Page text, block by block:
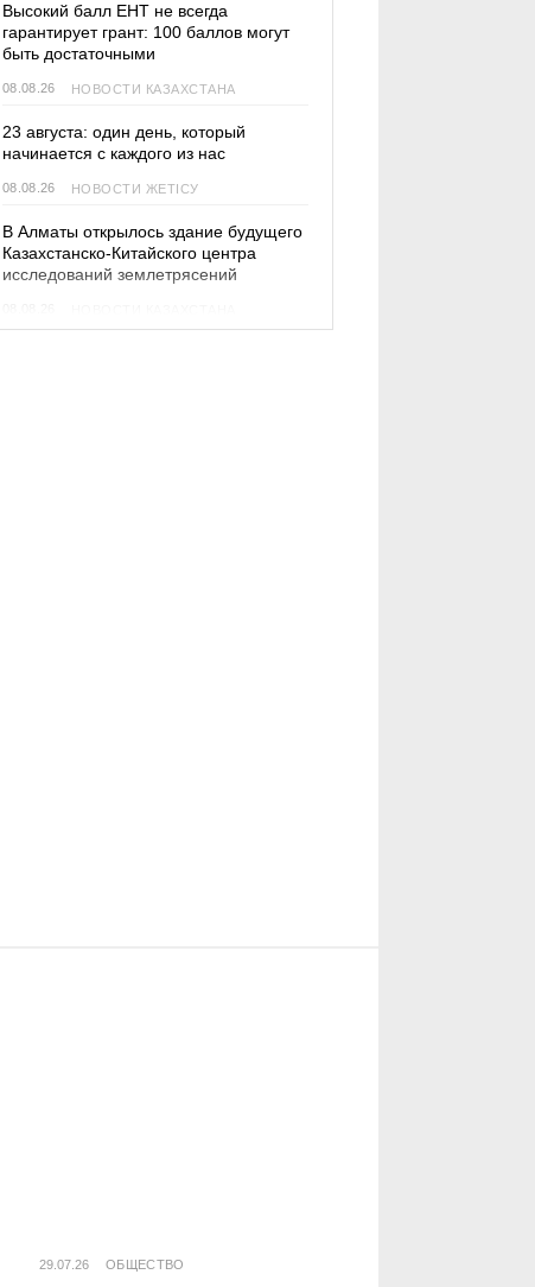
Высокий балл ЕНТ не всегда
гарантирует грант: 100 баллов могут
быть достаточными
08.08.26 НОВОСТИ КАЗАХСТАНА
23 августа: один день, который
начинается с каждого из нас
08.08.26 НОВОСТИ ЖЕТІСУ
В Алматы открылось здание будущего
Казахстанско-Китайского центра
исследований землетрясений
29.07.26 ОБЩЕСТВО